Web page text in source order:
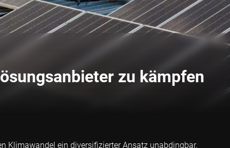
zu kämpfen
Klimawandel ein diversifizierter Ansatz unabdingbar.